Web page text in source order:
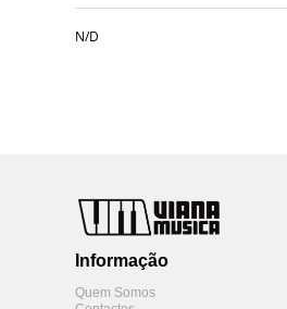
N/D
Informação
Quem Somos